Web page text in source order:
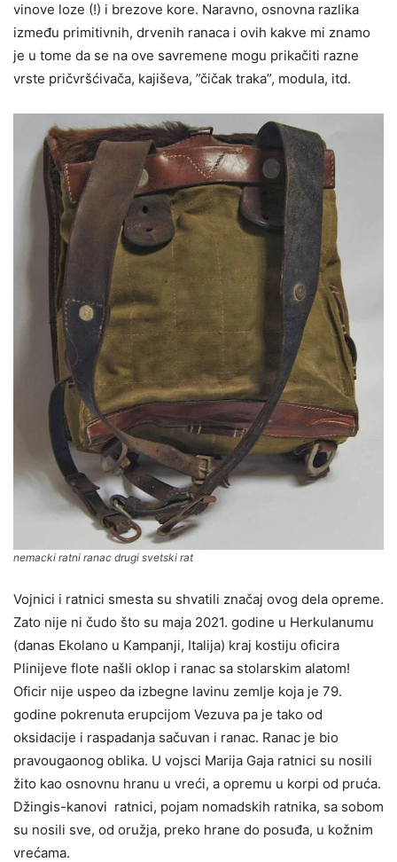
vinove loze (!) i brezove kore. Naravno, osnovna razlika
između primitivnih, drvenih ranaca i ovih kakve mi znamo
je u tome da se na ove savremene mogu prikačiti razne
vrste pričvršćivača, kajiševa, ”čičak traka”, modula, itd.
nemacki ratni ranac drugi svetski rat
Vojnici i ratnici smesta su shvatili značaj ovog dela opreme.
Zato nije ni čudo što su maja 2021. godine u Herkulanumu
(danas Ekolano u Kampanji, Italija) kraj kostiju oficira
Plinijeve flote našli oklop i ranac sa stolarskim alatom!
Oficir nije uspeo da izbegne lavinu zemlje koja je 79.
godine pokrenuta erupcijom Vezuva pa je tako od
oksidacije i raspadanja sačuvan i ranac. Ranac je bio
pravougaonog oblika. U vojsci Marija Gaja ratnici su nosili
žito kao osnovnu hranu u vreći, a opremu u korpi od pruća.
Džingis-kanovi ratnici, pojam nomadskih ratnika, sa sobom
su nosili sve, od oružja, preko hrane do posuđa, u kožnim
vrećama.